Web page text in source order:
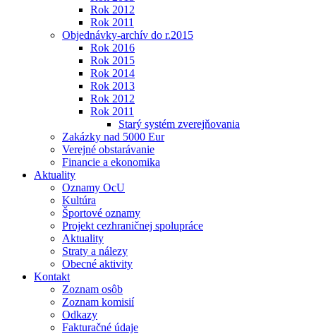
Rok 2012
Rok 2011
Objednávky-archív do r.2015
Rok 2016
Rok 2015
Rok 2014
Rok 2013
Rok 2012
Rok 2011
Starý systém zverejňovania
Zakázky nad 5000 Eur
Verejné obstarávanie
Financie a ekonomika
Aktuality
Oznamy OcU
Kultúra
Športové oznamy
Projekt cezhraničnej spolupráce
Aktuality
Straty a nálezy
Obecné aktivity
Kontakt
Zoznam osôb
Zoznam komisií
Odkazy
Fakturačné údaje